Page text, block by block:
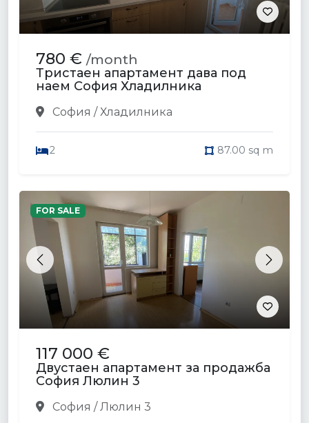
780 € /month
Тристаен апартамент дава под
наем София Хладилника
София / Хладилника
2 87.00 sq m
Previous Next
FOR SALE
117 000 €
Двустаен апартамент за продажба
София Люлин 3
София / Люлин 3